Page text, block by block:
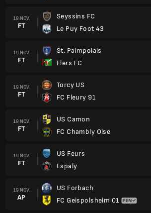
19 NOV.
FT
Seyssins FC
Le Puy Foot 43
19 NOV.
FT
St. Paimpolais
Flers FC
19 NOV.
FT
Torcy US
FC Fleury 91
19 NOV.
FT
US Camon
FC Chambly Oise
19 NOV.
FT
US Feurs
Espaly
19 NOV.
AP
US Forbach
FC Geispolsheim 01